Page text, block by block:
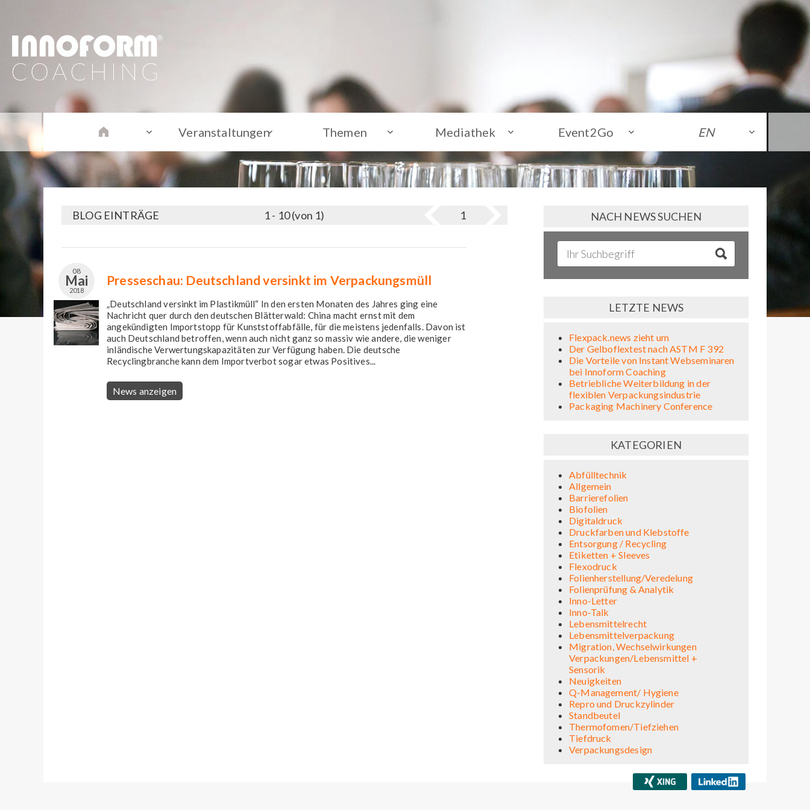
Veranstaltungen Themen Mediathek Event2Go EN
BLOG EINTRÄGE 1 - 10 (von 1) 1
08
Mai
2018
Presseschau: Deutschland versinkt im Verpackungsmüll
„Deutschland versinkt im Plastikmüll“ In den ersten Monaten des Jahres ging eine
Nachricht quer durch den deutschen Blätterwald: China macht ernst mit dem
angekündigten Importstopp für Kunststoffabfälle, für die meistens jedenfalls. Davon ist
auch Deutschland betroffen, wenn auch nicht ganz so massiv wie andere, die weniger
inländische Verwertungskapazitäten zur Verfügung haben. Die deutsche
Recyclingbranche kann dem Importverbot sogar etwas Positives...
News anzeigen
NACH NEWS SUCHEN
LETZTE NEWS
Flexpack.news zieht um
Der Gelboflextest nach ASTM F 392
Die Vorteile von Instant Webseminaren
bei Innoform Coaching
Betriebliche Weiterbildung in der
flexiblen Verpackungsindustrie
Packaging Machinery Conference
KATEGORIEN
Abfülltechnik
Allgemein
Barrierefolien
Biofolien
Digitaldruck
Druckfarben und Klebstoffe
Entsorgung / Recycling
Etiketten + Sleeves
Flexodruck
Folienherstellung/Veredelung
Folienprüfung & Analytik
Inno-Letter
Inno-Talk
Lebensmittelrecht
Lebensmittelverpackung
Migration, Wechselwirkungen
Verpackungen/Lebensmittel +
Sensorik
Neuigkeiten
Q-Management/ Hygiene
Repro und Druckzylinder
Standbeutel
Thermofomen/Tiefziehen
Tiefdruck
Verpackungsdesign